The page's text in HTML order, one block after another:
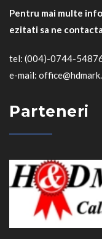
Pentru mai multe
ezitati sa ne
tel: (004)-0744-
e-mail:
Parteneri